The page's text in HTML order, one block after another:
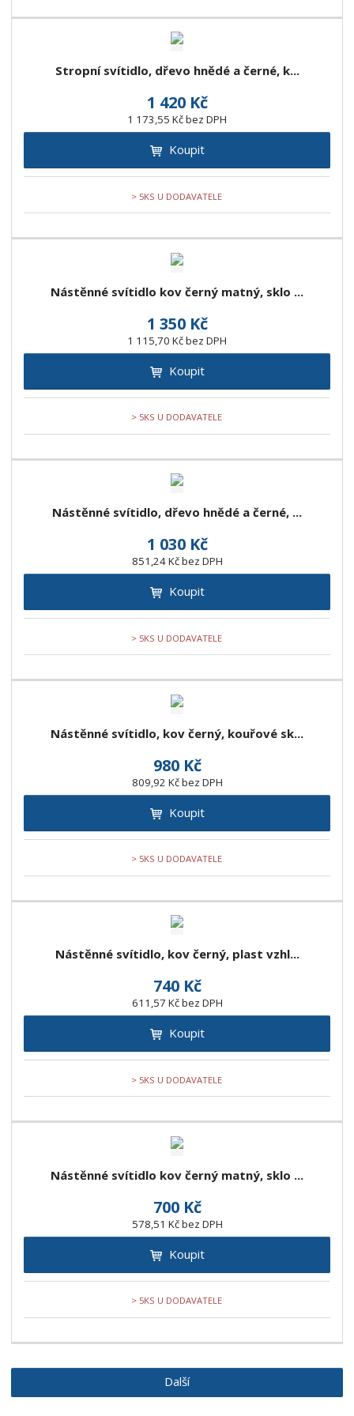
Stropní svítidlo, dřevo hnědé a černé, k...
1 420 Kč
1 173,55 Kč bez DPH
Koupit
> 5KS U DODAVATELE
Nástěnné svítidlo kov černý matný, sklo ...
1 350 Kč
1 115,70 Kč bez DPH
Koupit
> 5KS U DODAVATELE
Nástěnné svítidlo, dřevo hnědé a černé, ...
1 030 Kč
851,24 Kč bez DPH
Koupit
> 5KS U DODAVATELE
Nástěnné svítidlo, kov černý, kouřové sk...
980 Kč
809,92 Kč bez DPH
Koupit
> 5KS U DODAVATELE
Nástěnné svítidlo, kov černý, plast vzhl...
740 Kč
611,57 Kč bez DPH
Koupit
> 5KS U DODAVATELE
Nástěnné svítidlo kov černý matný, sklo ...
700 Kč
578,51 Kč bez DPH
Koupit
> 5KS U DODAVATELE
Další